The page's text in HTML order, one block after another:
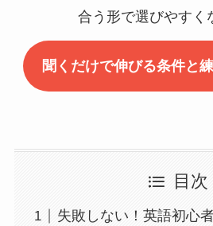
合う形で選びやすく
聞くだけで伸びる条件と
目次
失敗しない！英語初心